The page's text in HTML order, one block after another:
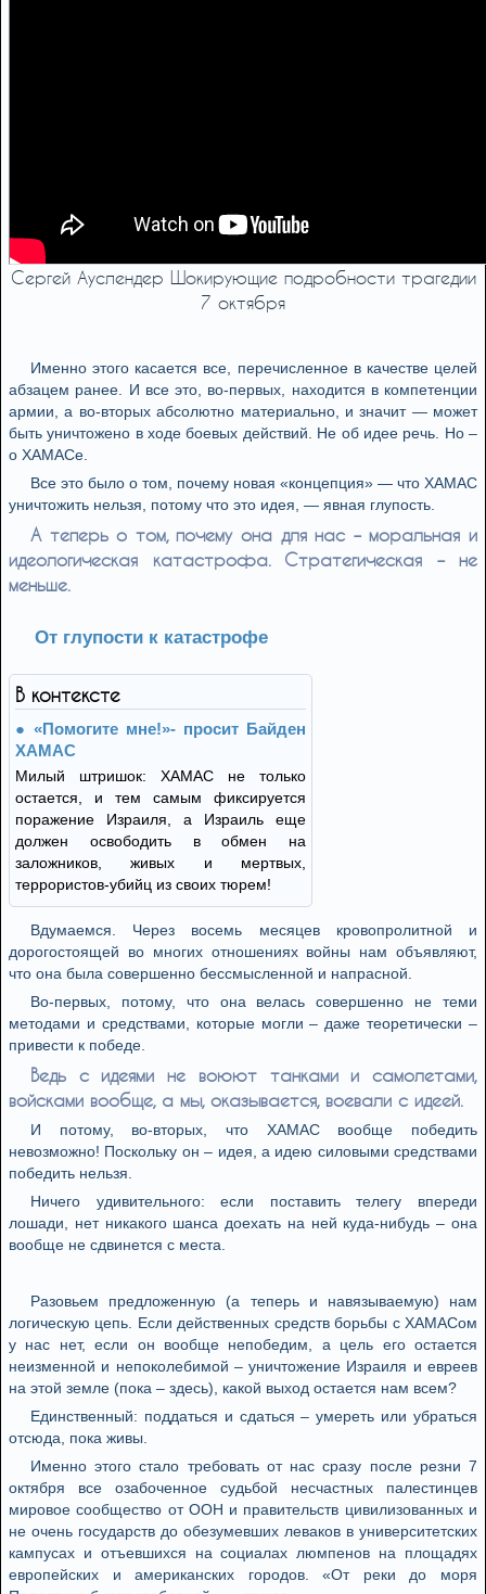
Сергей Ауслендер Шокирующие подробности трагедии
7 октября
Именно этого касается все, перечисленное в качестве целей
абзацем ранее. И все это, во-первых, находится в компетенции
армии, а во-вторых абсолютно материально, и значит — может
быть уничтожено в ходе боевых действий. Не об идее речь. Но –
о ХАМАСе.
Все это было о том, почему новая «концепция» — что ХАМАС
уничтожить нельзя, потому что это идея, — явная глупость.
А теперь о том, почему она для нас – моральная и
идеологическая катастрофа. Стратегическая – не
меньше.
От глупости к катастрофе
В контексте
«Помогите мне!»- просит Байден
ХАМАС
Милый штришок: ХАМАС не только
остается, и тем самым фиксируется
поражение Израиля, а Израиль еще
должен освободить в обмен на
заложников, живых и мертвых,
террористов-убийц из своих тюрем!
Вдумаемся. Через восемь месяцев кровопролитной и
дорогостоящей во многих отношениях войны нам объявляют,
что она была совершенно бессмысленной и напрасной.
Во-первых, потому, что она велась совершенно не теми
методами и средствами, которые могли – даже теоретически –
привести к победе.
Ведь с идеями не воюют танками и самолетами,
войсками вообще, а мы, оказывается, воевали с идеей.
И потому, во-вторых, что ХАМАС вообще победить
невозможно! Поскольку он – идея, а идею силовыми средствами
победить нельзя.
Ничего удивительного: если поставить телегу впереди
лошади, нет никакого шанса доехать на ней куда-нибудь – она
вообще не сдвинется с места.
Разовьем предложенную (а теперь и навязываемую) нам
логическую цепь. Если действенных средств борьбы с ХАМАСом
у нас нет, если он вообще непобедим, а цель его остается
неизменной и непоколебимой – уничтожение Израиля и евреев
на этой земле (пока – здесь), какой выход остается нам всем?
Единственный: поддаться и сдаться – умереть или убраться
отсюда, пока живы.
Именно этого стало требовать от нас сразу после резни 7
октября все озабоченное судьбой несчастных палестинцев
мировое сообщество от ООН и правительств цивилизованных и
не очень государств до обезумевших леваков в университетских
кампусах и отъевшихся на социалах люмпенов на площадях
европейских и американских городов. «От реки до моря